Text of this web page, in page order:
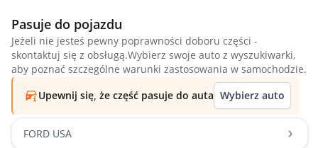
Pasuje do pojazdu
Jeżeli nie jesteś pewny poprawności doboru części -
skontaktuj się z obsługą.Wybierz swoje auto z wyszukiwarki,
aby poznać szczególne warunki zastosowania w samochodzie.
Upewnij się, że część pasuje do auta Wybierz auto
FORD USA